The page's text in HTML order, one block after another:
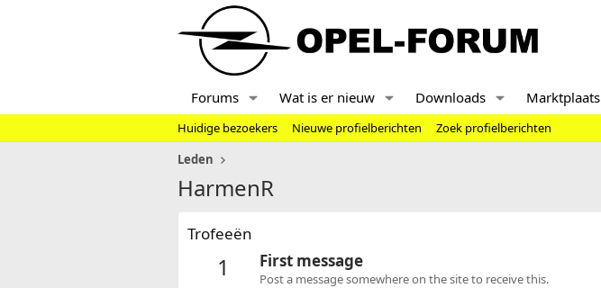
Forums Wat is er nieuw Downloads Marktplaats
Huidige bezoekers Nieuwe profielberichten
Zoek profielberichten
Leden
HarmenR
Trofeeën
1 First message
Post a message somewhere on the site to receive this.